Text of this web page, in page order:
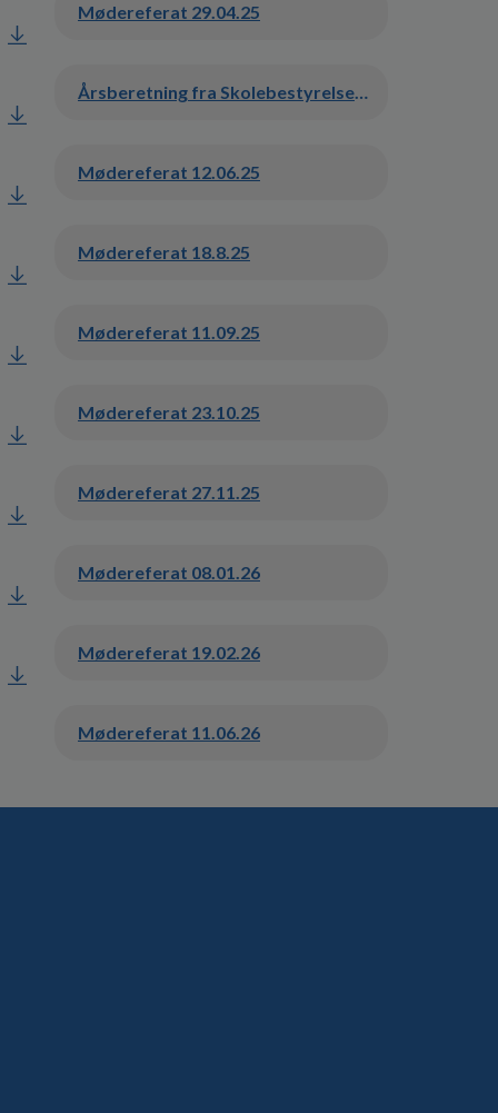
Mødereferat 29.04.25
Årsberetning fra Skolebestyrelsen 12.06.25
Mødereferat 12.06.25
Mødereferat 18.8.25
Mødereferat 11.09.25
Mødereferat 23.10.25
Mødereferat 27.11.25
Mødereferat 08.01.26
Mødereferat 19.02.26
Mødereferat 11.06.26